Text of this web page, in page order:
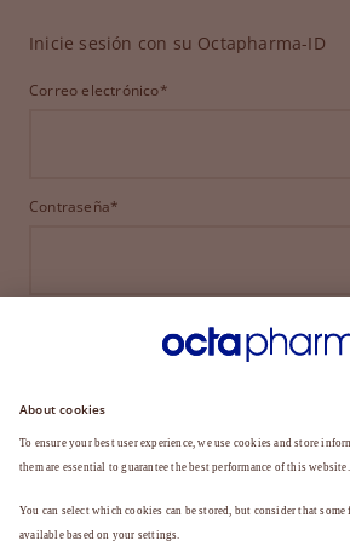
Inicie sesión con su Octapharma-ID
Correo electrónico*
Contraseña*
INICIAR SESIÓN
¿HA OLVIDADO SU CONTRASEÑA?
¿Aún no es miembro?